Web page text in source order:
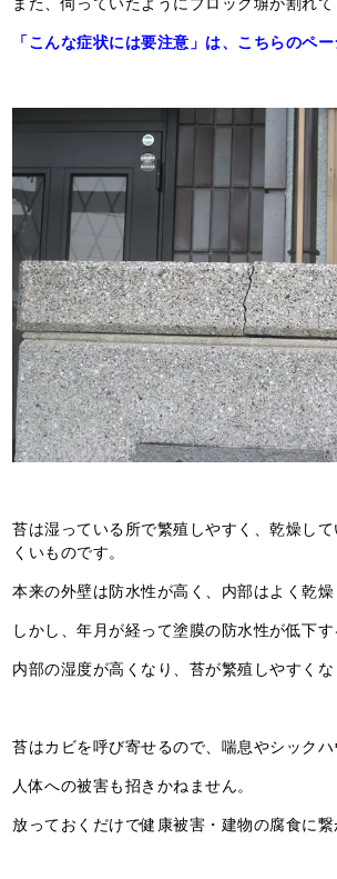
「こんな症状には要注意」は、こちらのペー
苔は湿っている所で繁殖しやすく、乾燥し
くいものです。
本来の外壁は防水性が高く、内部はよく乾燥
しかし、年月が経って塗膜の防水性が低下す
内部の湿度が高くなり、苔が繁殖しやすくな
苔はカビを呼び寄せるので、喘息やシック
人体への被害も招きかねません。
放っておくだけで健康被害・建物の腐食に繋